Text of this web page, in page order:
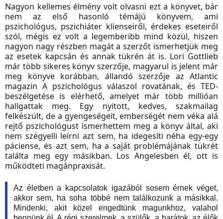
Nagyon kellemes élmény volt olvasni ezt a könyvet, bár
nem az első hasonló témájú könyvem, ami
pszichológus, pszichiáter klienseiről, érdekes eseteiről
szól, mégis ez volt a legemberibb mind közül, hiszen
nagyon nagy részben magát a szerzőt ismerhetjük meg
az esetek kapcsán és annak tükrén át is. Lori Gottlieb
már több sikeres könyv szerzője, magyarul is jelent már
meg könyve korábban, állandó szerzője az Atlantic
magazin A pszichológus válaszol rovatának, és TED-
beszélgetése is elérhető, amelyet már több millióan
hallgattak meg. Egy nyitott, kedves, szakmailag
felkészült, de a gyengeségeit, emberségét nem véka alá
rejtő pszichológust ismerhettem meg a könyv által, aki
nem szégyelli leírni azt sem, ha idegesíti néha egy-egy
páciense, és azt sem, ha a saját problémájának tükrét
találta meg egy másikban. Los Angelesben él, ott is
működteti magánpraxisát.
Az életben a kapcsolatok igazából sosem érnek véget,
akkor sem, ha soha többé nem találkozunk a másikkal.
Mindenki, akit közel engedtünk magunkhoz, valahol